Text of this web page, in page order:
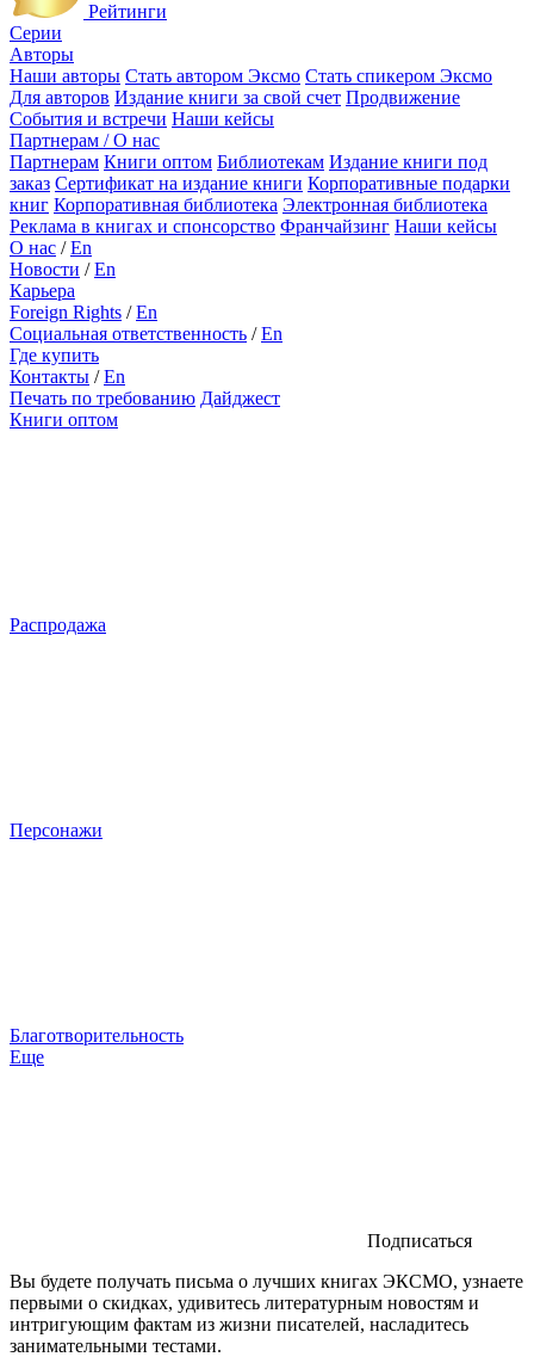
Рейтинги
Серии
Авторы
Наши авторы Стать автором Эксмо Стать спикером Эксмо
Для авторов Издание книги за свой счет Продвижение
События и встречи Наши кейсы
Партнерам / О нас
Партнерам Книги оптом Библиотекам Издание книги под
заказ Сертификат на издание книги Корпоративные подарки
книг Корпоративная библиотека Электронная библиотека
Реклама в книгах и спонсорство Франчайзинг Наши кейсы
О нас /En
Новости /En
Карьера
Foreign Rights /En
Социальная ответственность /En
Где купить
Контакты /En
Печать по требованию Дайджест
Книги оптом
Распродажа
Персонажи
Благотворительность
Еще
Подписаться
Вы будете получать письма о лучших книгах ЭКСМО, узнаете
первыми о скидках, удивитесь литературным новостям и
интригующим фактам из жизни писателей, насладитесь
занимательными тестами.